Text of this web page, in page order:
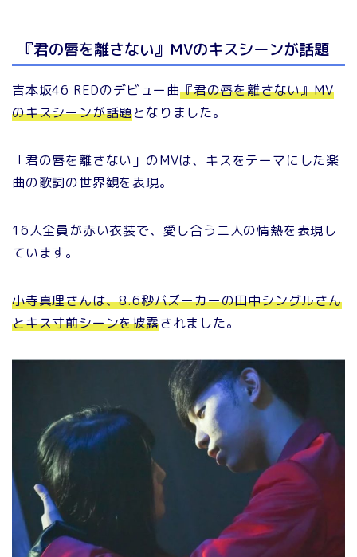
『君の唇を離さない』MVのキスシーンが話題
吉本坂46 REDのデビュー曲『君の唇を離さない』MV
のキスシーンが話題となりました。
「君の唇を離さない」のMVは、キスをテーマにした楽
曲の歌詞の世界観を表現。
16人全員が赤い衣装で、愛し合う二人の情熱を表現し
ています。
小寺真理さんは、8.6秒バズーカーの田中シングルさん
とキス寸前シーンを披露されました。